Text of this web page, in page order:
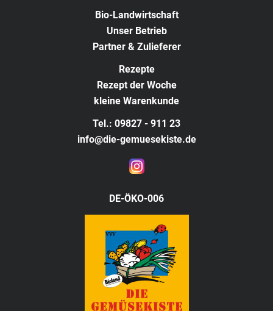
Bio-Landwirtschaft
Unser Betrieb
Partner & Zulieferer
Rezepte
Rezept der Woche
kleine Warenkunde
Tel.: 09827 - 911 23
info@die-gemuesekiste.de
DE-ÖKO-006